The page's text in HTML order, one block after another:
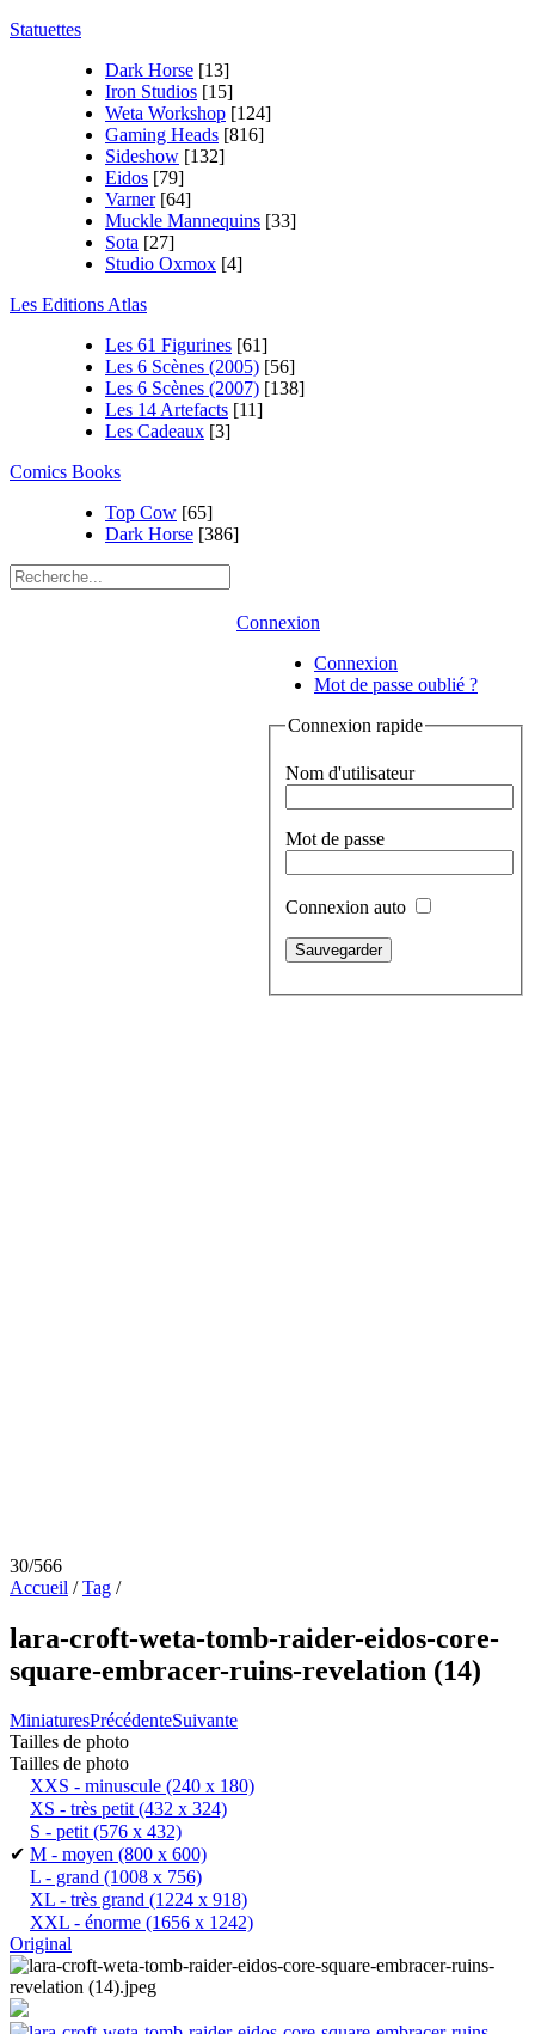
Statuettes
Dark Horse [13]
Iron Studios [15]
Weta Workshop [124]
Gaming Heads [816]
Sideshow [132]
Eidos [79]
Varner [64]
Muckle Mannequins [33]
Sota [27]
Studio Oxmox [4]
Les Editions Atlas
Les 61 Figurines [61]
Les 6 Scènes (2005) [56]
Les 6 Scènes (2007) [138]
Les 14 Artefacts [11]
Les Cadeaux [3]
Comics Books
Top Cow [65]
Dark Horse [386]
Connexion
Connexion
Mot de passe oublié ?
Connexion rapide
Nom d'utilisateur
Mot de passe
Connexion auto
30/566
Accueil /Tag /
lara-croft-weta-tomb-raider-eidos-core-
square-embracer-ruins-revelation (14)
MiniaturesPrécédenteSuivante
Tailles de photo
Tailles de photo
XXS - minuscule (240 x 180)
XS - très petit(432 x 324)
S - petit(576 x 432)
✔ M - moyen (800 x 600)
L - grand (1008 x 756)
XL - très grand (1224 x 918)
XXL - énorme (1656 x 1242)
Original